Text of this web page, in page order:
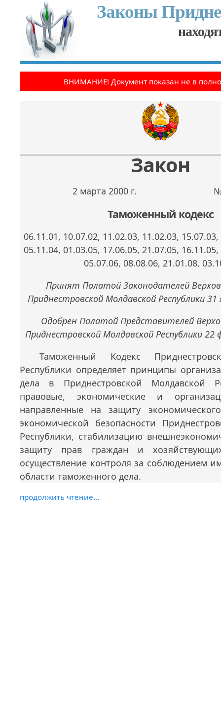
Законы
ВНИМАНИЕ! Документ показан не в
Закон
2 марта 2000 г.
Таможенный кодекс
06.11.01, 10.07.02, 11.02.03, 11.02.03,
05.11.04, 01.03.05, 17.06.05, 21.07.05,
05.07.06, 08.08.06, 21.01.08,
Принят Палатой Законодателей
Приднестровской Молдавской Республики 31
Одобрен Палатой Представителей
Приднестровской Молдавской Республики 22
Таможенный Кодекс
Республики определяет принципы
дела в Приднестровской Молдавской
правовые, экономические и
направленные на защиту
экономической безопасности
Республики, стабилизацию
защиту прав граждан и
осуществление контроля за соблюдением
области таможенного дела.
продолжить чтение...